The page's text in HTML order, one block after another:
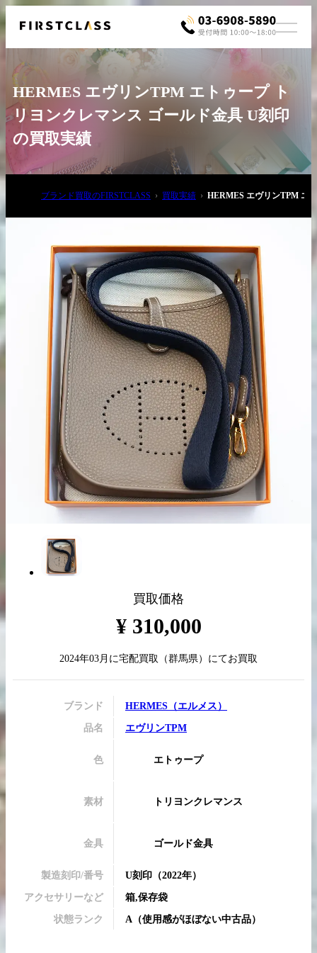
03-6908-5890
出張買取の
お申込み
宅配買取の
お申込み
LINE査定
買取実績はこちらから
HERMES エヴリンTPM エトゥープ ト
リヨンクレマンス ゴールド金具 U刻印
の買取実績
ブランド買取のFIRSTCLASS 買取実績 HERMES エヴリンTPM エ
買取価格
¥ 310,000
2024年03月 に宅配買取 （群馬県）にてお買取
ブランド HERMES （エルメス ）
品名 エヴリンTPM
色 エトゥープ
素材 トリヨンクレマンス
金具 ゴールド金具
製造刻印/番号 U刻印 （2022年）
アクセサリーなど 箱,保存袋
状態ランク A （使用感がほぼない中古品）